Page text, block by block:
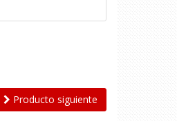
Producto siguiente